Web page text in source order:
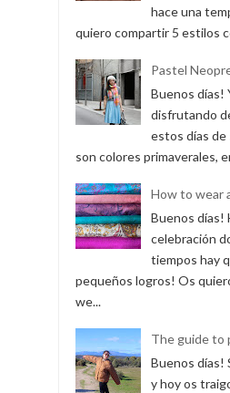
hace una
quiero compartir 5 estilos
Pastel
Buenos días!
disfrutando
estos días de
son colores primaverales,
How to wear
Buenos días!
celebración
tiempos hay
pequeños logros! Os
we...
The guide to
Buenos días!
y hoy os